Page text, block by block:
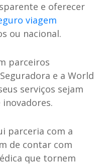
e oferecer
viagem
ou nacional.
parceiros
e a World
serviços sejam
parceria com a
de contar com
que tornem